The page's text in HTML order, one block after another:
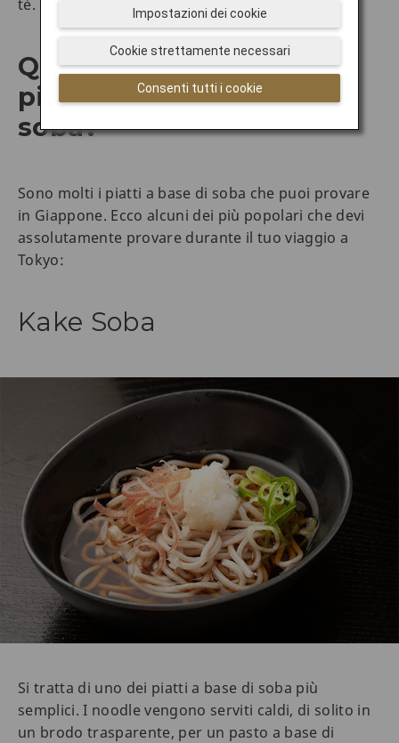
tè.
Quali sono alcuni tipi di
piatti famosi a base di
soba?
Sono molti i piatti a base di soba che puoi provare
in Giappone. Ecco alcuni dei più popolari che devi
assolutamente provare durante il tuo viaggio a
Tokyo:
Kake Soba
Si tratta di uno dei piatti a base di soba più
semplici. I noodle vengono serviti caldi, di solito in
un brodo trasparente, per un pasto a base di
Consenti tutti i cookie
Cookie strettamente necessari
Impostazioni dei cookie